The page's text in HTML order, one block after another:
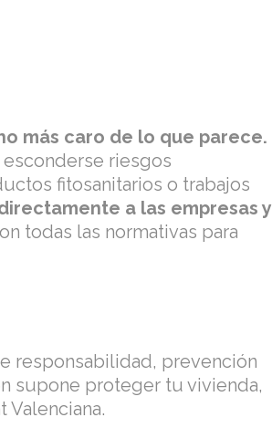
más caro de lo que parece.
riesgos
fitosanitarios o trabajos
a las empresas y
todas las normativas para
responsabilidad, prevención
supone proteger tu vivienda,